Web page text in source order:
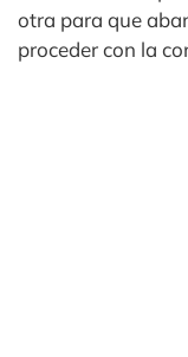
otra para que
proceder con la